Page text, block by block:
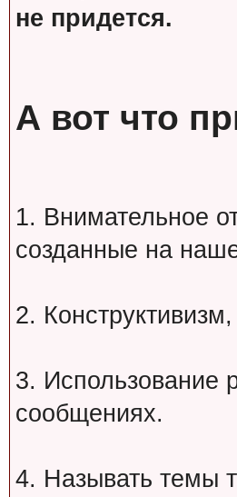
не придется.
А вот что
1. Внимательное
созданные на
2.
3. Использование
сообщениях.
4. Называть темы